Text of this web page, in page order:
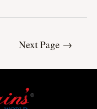
Next Page →